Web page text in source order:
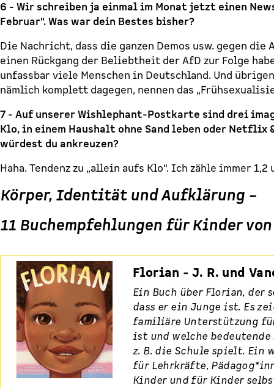
6 - Wir schreiben ja einmal im Monat jetzt einen
Februar". Was war dein Bestes bisher?
Die Nachricht, dass die ganzen Demos usw. gegen
einen Rückgang der Beliebtheit der AfD zur Folge
unfassbar viele Menschen in Deutschland. Und
nämlich komplett dagegen, nennen das
7 - Auf unserer Wishlephant-Postkarte sind drei
Klo, in einem Haushalt ohne Sand leben oder
würdest du ankreuzen?
Haha. Tendenz zu „allein aufs Klo“. Ich zähle immer
Körper, Identität und Aufklärung –
11 Buchempfehlungen für Kinder
Florian - J. R. und
Ein Buch über Florian, der
dass er ein Junge ist. Es
familiäre Unterstützung
ist und welche bedeutende
z. B. die Schule spielt. Ein
für Lehrkräfte,
Kinder und für Kinder